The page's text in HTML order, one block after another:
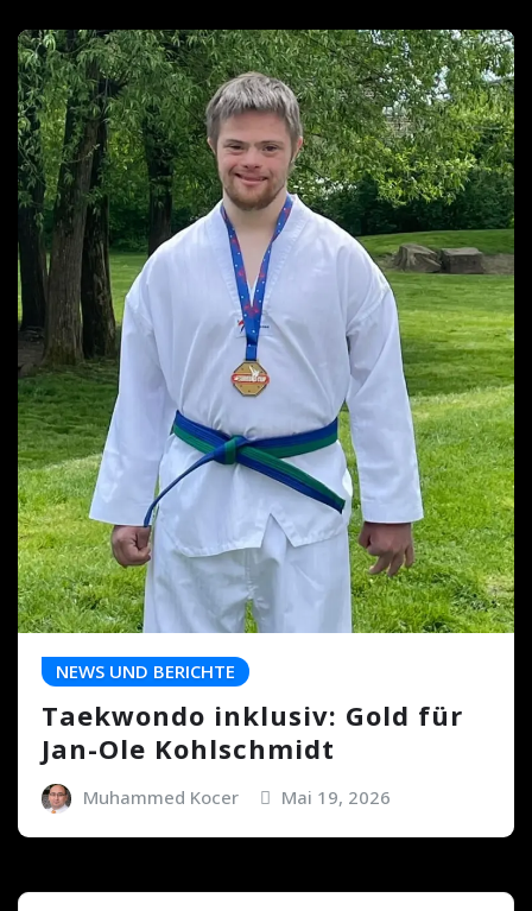
NEWS UND BERICHTE
Taekwondo inklusiv: Gold für
Jan-Ole Kohlschmidt
Muhammed Kocer Mai 19, 2026